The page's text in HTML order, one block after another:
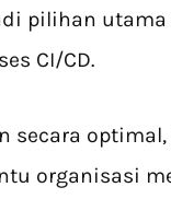
pilihan
CI/CD.
secara optimal,
organisasi